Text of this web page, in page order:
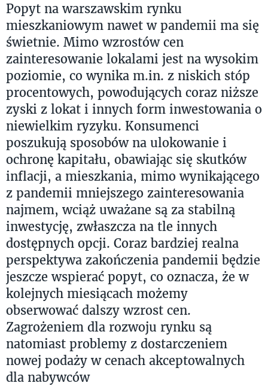
Popyt na warszawskim rynku
mieszkaniowym nawet w pandemii ma się
świetnie. Mimo wzrostów cen
zainteresowanie lokalami jest na wysokim
poziomie, co wynika m.in. z niskich stóp
procentowych, powodujących coraz niższe
zyski z lokat i innych form inwestowania o
niewielkim ryzyku. Konsumenci
poszukują sposobów na ulokowanie i
ochronę kapitału, obawiając się skutków
inflacji, a mieszkania, mimo wynikającego
z pandemii mniejszego zainteresowania
najmem, wciąż uważane są za stabilną
inwestycję, zwłaszcza na tle innych
dostępnych opcji. Coraz bardziej realna
perspektywa zakończenia pandemii będzie
jeszcze wspierać popyt, co oznacza, że w
kolejnych miesiącach możemy
obserwować dalszy wzrost cen.
Zagrożeniem dla rozwoju rynku są
natomiast problemy z dostarczeniem
nowej podaży w cenach akceptowalnych
dla nabywców